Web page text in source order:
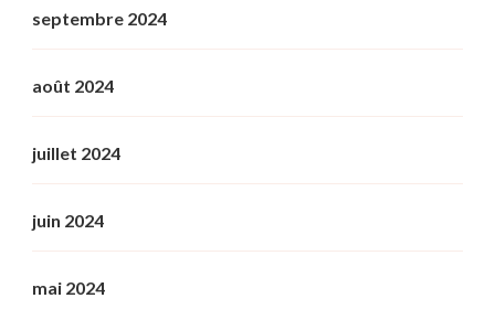
septembre 2024
août 2024
juillet 2024
juin 2024
mai 2024